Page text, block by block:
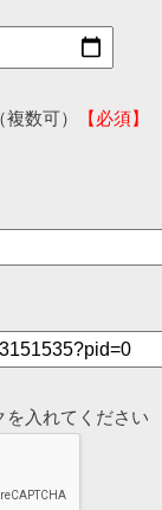
数可）
【必須】
を入れてください